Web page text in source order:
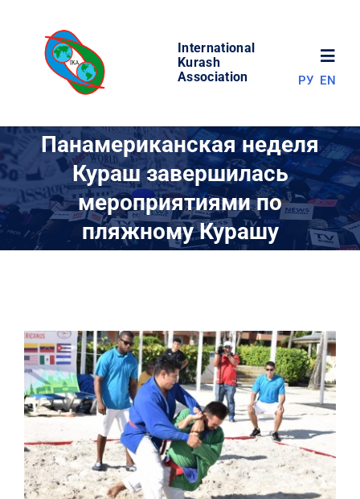
content
International
Kurash
Association
МИР КУРАША
ОБ АССОЦИАЦИИ
РЕЗУЛЬТАТЫ
КОНТАКТЫ
РУ EN
Панамериканская неделя
Кураш завершилась
мероприятиями по
пляжному Курашу